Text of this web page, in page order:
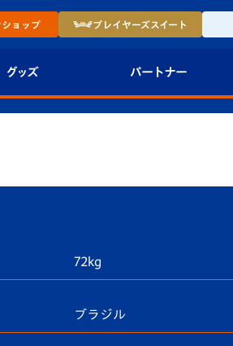
ショップ プレイヤーズスイート
グッズ
ンショップ
パートナー
パートナー企業一覧
72kg
ブラジル